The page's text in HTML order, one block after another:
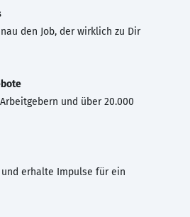
den Job, der wirklich zu Dir
und über 20.000
erhalte Impulse für ein